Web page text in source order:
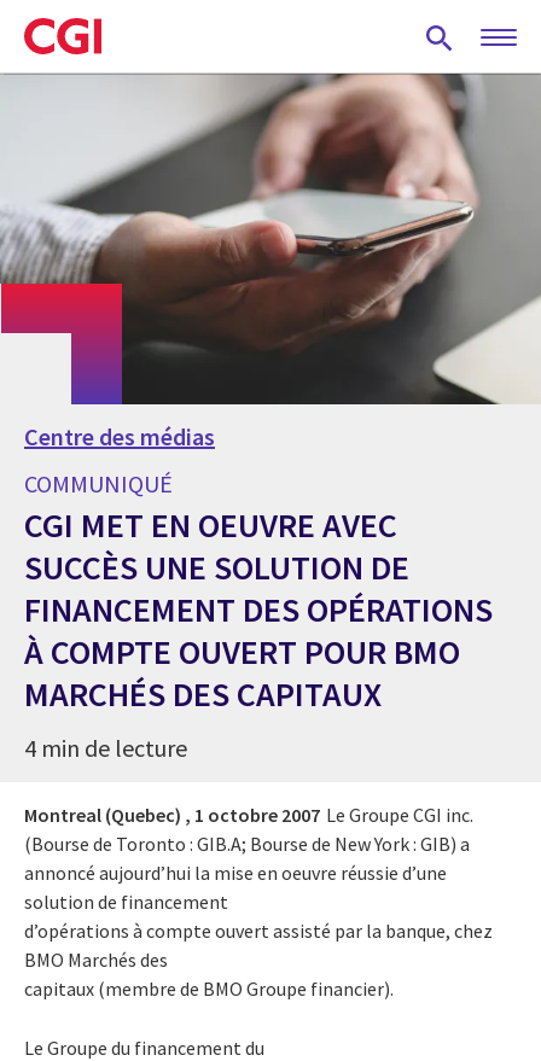
Skip
to
main
Centre des médias
COMMUNIQUÉ
CGI MET EN OEUVRE AVEC
SUCCÈS UNE SOLUTION DE
FINANCEMENT DES OPÉRATIONS
À COMPTE OUVERT POUR BMO
MARCHÉS DES CAPITAUX
4 min de lecture
Montreal (Quebec) , 1 octobre 2007 Le Groupe CGI inc.
(Bourse de Toronto : GIB.A; Bourse de New York : GIB) a
annoncé aujourd’hui la mise en oeuvre réussie d’une
solution de financement
d’opérations à compte ouvert assisté par la banque, chez
BMO Marchés des
capitaux (membre de BMO Groupe financier).
Le Groupe du financement du